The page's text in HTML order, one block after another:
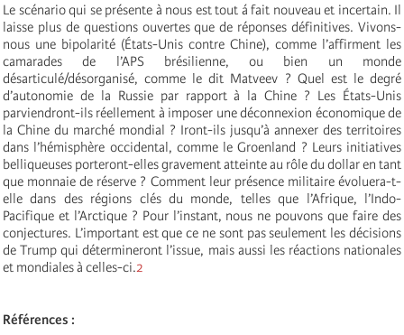
Le scénario qui se présente à nous est tout á fait nouveau et incertain. Il
laisse plus de questions ouvertes que de réponses définitives. Vivons-
nous une bipolarité (États-Unis contre Chine), comme l’affirment les
camarades de l’APS brésilienne, ou bien un monde
désarticulé/désorganisé, comme le dit Matveev ? Quel est le degré
d’autonomie de la Russie par rapport à la Chine ? Les États-Unis
parviendront-ils réellement à imposer une déconnexion économique de
la Chine du marché mondial ? Iront-ils jusqu’à annexer des territoires
dans l’hémisphère occidental, comme le Groenland ? Leurs initiatives
belliqueuses porteront-elles gravement atteinte au rôle du dollar en tant
que monnaie de réserve ? Comment leur présence militaire évoluera-t-
elle dans des régions clés du monde, telles que l’Afrique, l’Indo-
Pacifique et l’Arctique ? Pour l’instant, nous ne pouvons que faire des
conjectures. L’important est que ce ne sont pas seulement les décisions
de Trump qui détermineront l’issue, mais aussi les réactions nationales
et mondiales à celles-ci.2
Références :